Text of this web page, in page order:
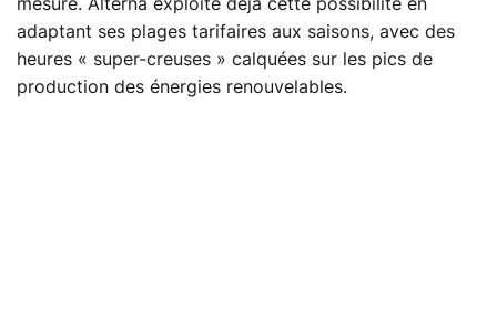
mesure. Alterna exploite déjà cette possibilité en
adaptant ses plages tarifaires aux saisons, avec des
heures « super-creuses » calquées sur les pics de
production des énergies renouvelables.